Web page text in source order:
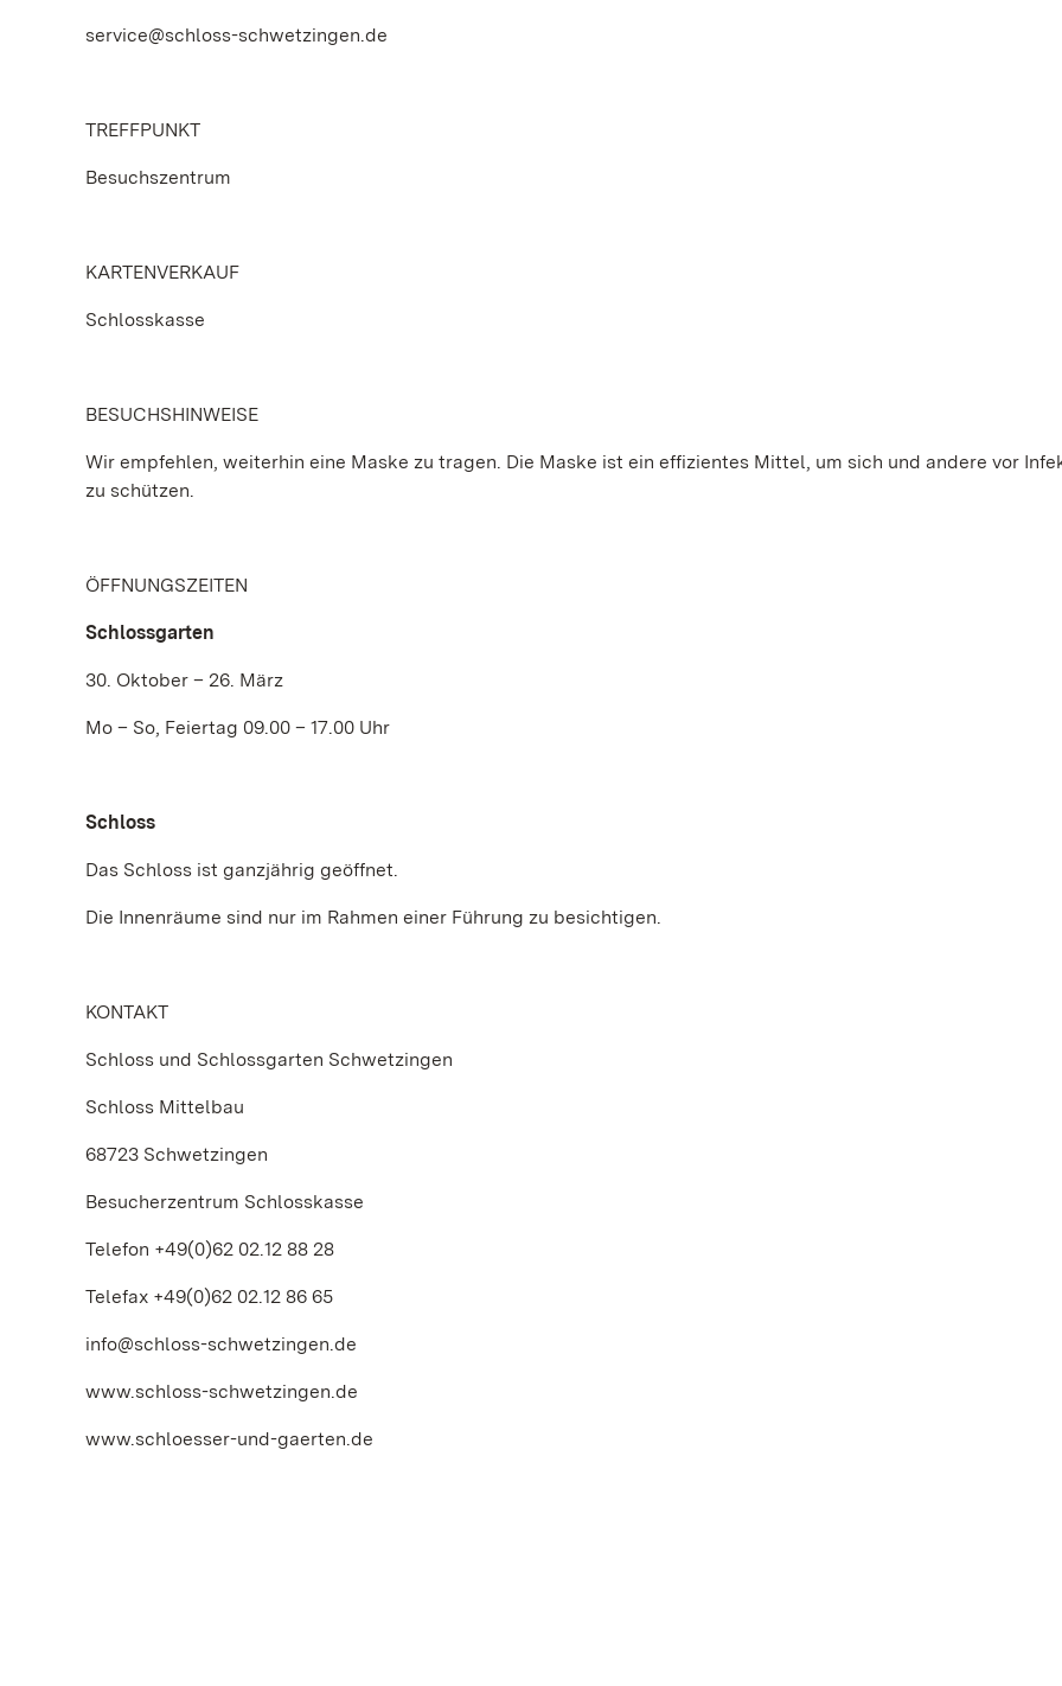
service@schloss-schwetzingen.de
TREFFPUNKT
Besuchszentrum
KARTENVERKAUF
Schlosskasse
BESUCHSHINWEISE
Wir empfehlen, weiterhin eine Maske zu tragen. Die Maske ist ein effizientes Mittel, um sich und andere vor
zu schützen.
ÖFFNUNGSZEITEN
Schlossgarten
30. Oktober – 26. März
Mo – So, Feiertag 09.00 – 17.00 Uhr
Schloss
Das Schloss ist ganzjährig geöffnet.
Die Innenräume sind nur im Rahmen einer Führung zu besichtigen.
KONTAKT
Schloss und Schlossgarten Schwetzingen
Schloss Mittelbau
68723 Schwetzingen
Besucherzentrum Schlosskasse
Telefon +49(0)62 02.12 88 28
Telefax +49(0)62 02.12 86 65
info@schloss-schwetzingen.de
www.schloss-schwetzingen.de
www.schloesser-und-gaerten.de